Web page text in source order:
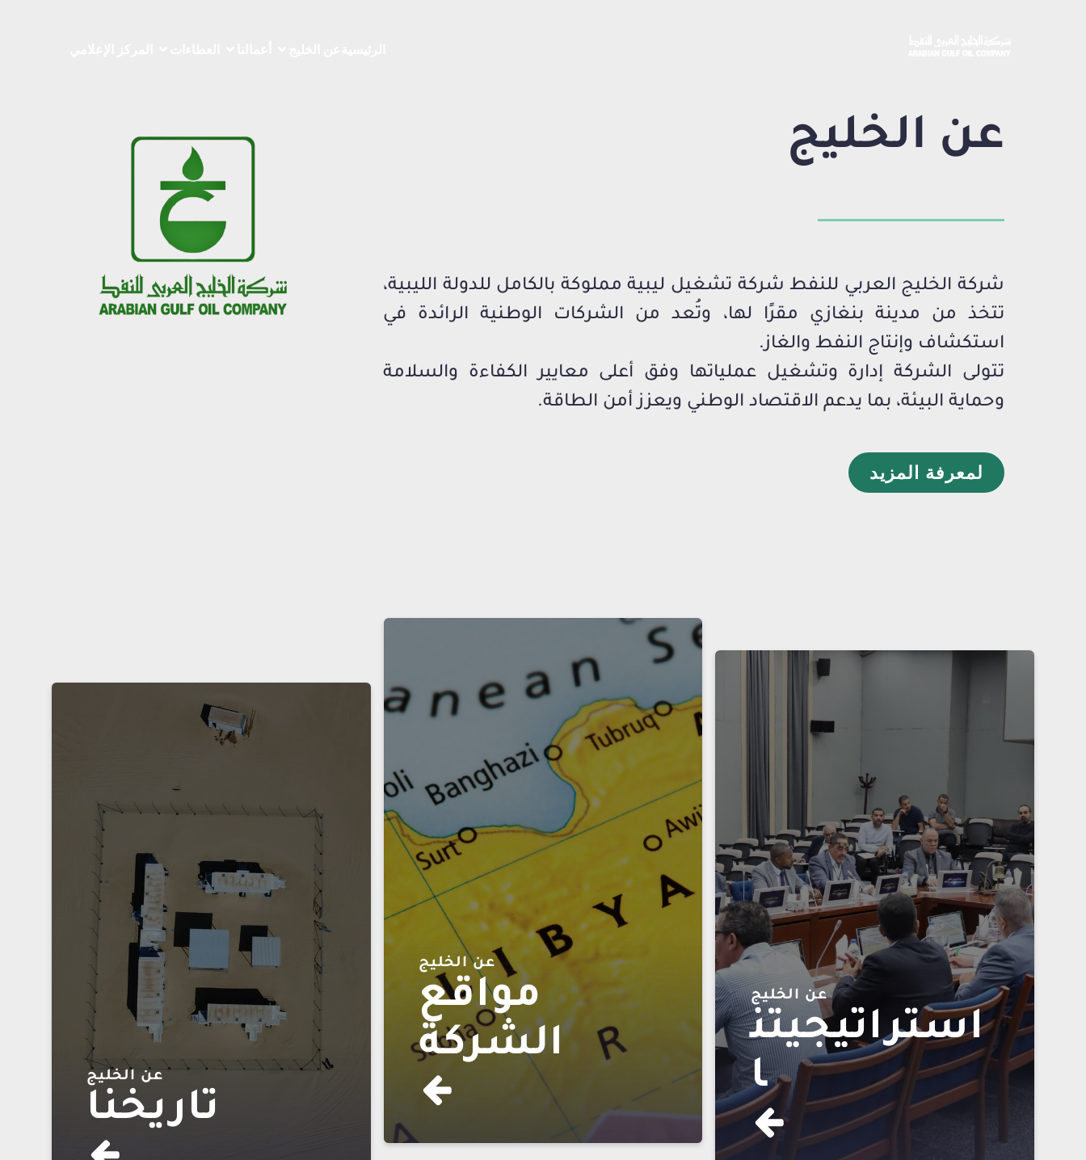
عن الخليج
شركة الخليج العربي للنفط شركة تشغيل ليبية مملوكة بالكامل للدولة الليبية،
تتخذ من مدينة بنغازي مقرًا لها، وتُعد من الشركات الوطنية الرائدة في
استكشاف وإنتاج النفط والغاز.
تتولى الشركة إدارة وتشغيل عملياتها وفق أعلى معايير الكفاءة والسلامة
وحماية البيئة، بما يدعم الاقتصاد الوطني ويعزز أمن الطاقة.
لمعرفة المزيد
عن الخليج
استراتيجيتن
ا
عن الخليج
مواقع
الشركة
عن الخليج
تاريخنا